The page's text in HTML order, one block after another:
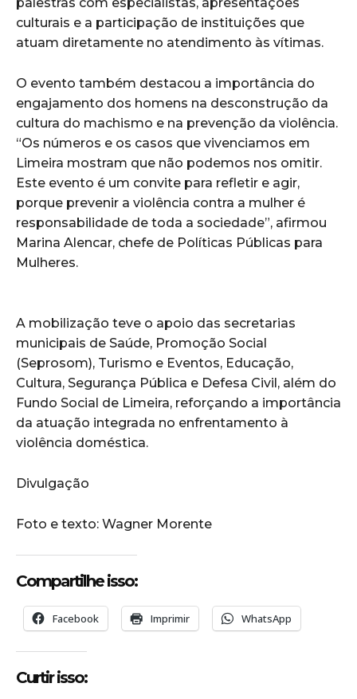
culturais e a participação de instituições que
atuam diretamente no atendimento às vítimas.
O evento também destacou a importância do
engajamento dos homens na desconstrução da
cultura do machismo e na prevenção da violência.
“Os números e os casos que vivenciamos em
Limeira mostram que não podemos nos omitir.
Este evento é um convite para refletir e agir,
porque prevenir a violência contra a mulher é
responsabilidade de toda a sociedade”, afirmou
Marina Alencar, chefe de Políticas Públicas para
Mulheres.
A mobilização teve o apoio das secretarias
municipais de Saúde, Promoção Social
(Seprosom), Turismo e Eventos, Educação,
Cultura, Segurança Pública e Defesa Civil, além do
Fundo Social de Limeira, reforçando a importância
da atuação integrada no enfrentamento à
violência doméstica.
Divulgação
Foto e texto: Wagner Morente
Compartilhe isso:
Facebook Imprimir WhatsApp
Curtir isso: